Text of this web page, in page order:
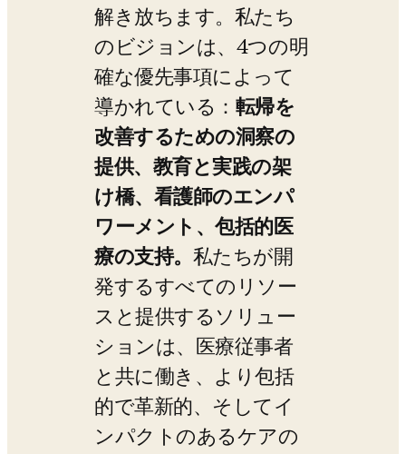
解き放ちます。私たち
のビジョンは、4つの明
確な優先事項によって
導かれている： 転帰を
改善するための洞察の
提供、教育と実践の架
け橋、看護師のエンパ
ワーメント、包括的医
療の支持。 私たちが開
発するすべてのリソー
スと提供するソリュー
ションは、医療従事者
と共に働き、より包括
的で革新的、そしてイ
ンパクトのあるケアの